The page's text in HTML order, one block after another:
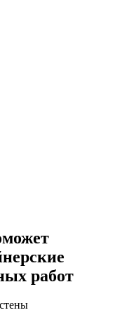
работ